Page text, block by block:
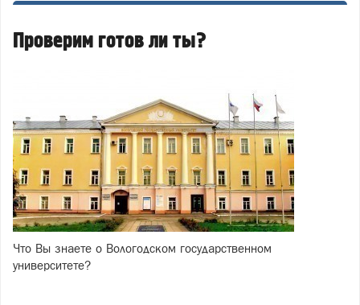
Проверим готов ли ты?
Что Вы знаете о Вологодском государственном
университете?